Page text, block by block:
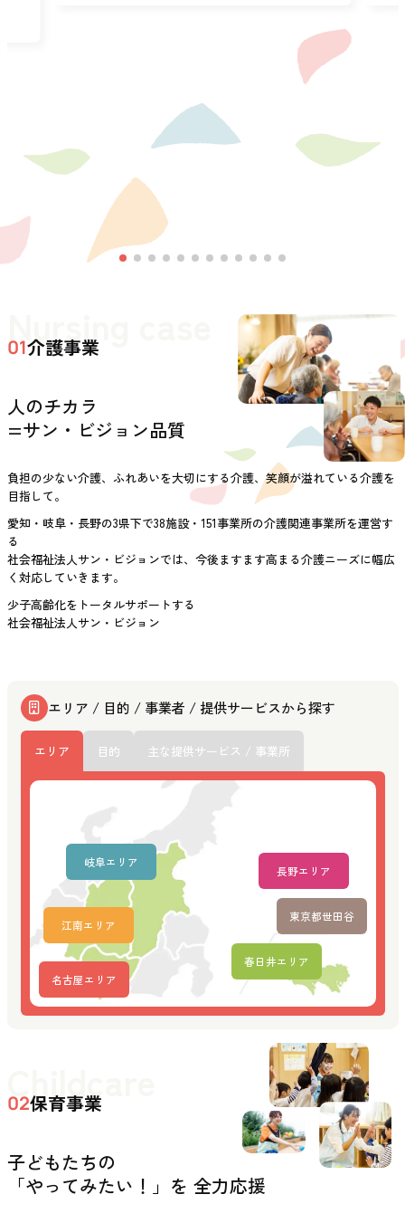
Nursing case
01介護事業
人のチカラ
=サン・ビジョン品質
負担の少ない介護、ふれあいを大切にする介護、笑顔が溢れている介護を
目指して。
愛知・岐阜・長野の3県下で38施設・151事業所の介護関連事業所を運営す
る
社会福祉法人サン・ビジョンでは、今後ますます高まる介護ニーズに幅広
く対応していきます。
少子高齢化をトータルサポートする
社会福祉法人サン・ビジョン
エリア / 目的 / 事業者 / 提供サービスから探す
エリア 目的 主な提供サービス / 事業所
名古屋エリア
江南エリア
春日井エリア
岐阜エリア
長野エリア
東京都世田谷
Childcare
02保育事業
子どもたちの
「やってみたい！」を 全力応援